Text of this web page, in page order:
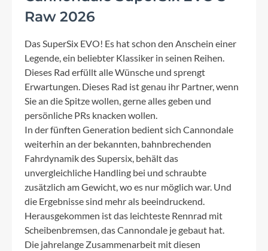
Raw 2026
Das SuperSix EVO! Es hat schon den Anschein einer
Legende, ein beliebter Klassiker in seinen Reihen.
Dieses Rad erfüllt alle Wünsche und sprengt
Erwartungen. Dieses Rad ist genau ihr Partner, wenn
Sie an die Spitze wollen, gerne alles geben und
persönliche PRs knacken wollen.
In der fünften Generation bedient sich Cannondale
weiterhin an der bekannten, bahnbrechenden
Fahrdynamik des Supersix, behält das
unvergleichliche Handling bei und schraubte
zusätzlich am Gewicht, wo es nur möglich war. Und
die Ergebnisse sind mehr als beeindruckend.
Herausgekommen ist das leichteste Rennrad mit
Scheibenbremsen, das Cannondale je gebaut hat.
Die jahrelange Zusammenarbeit mit diesen